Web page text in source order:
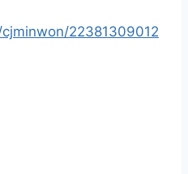
22381309012